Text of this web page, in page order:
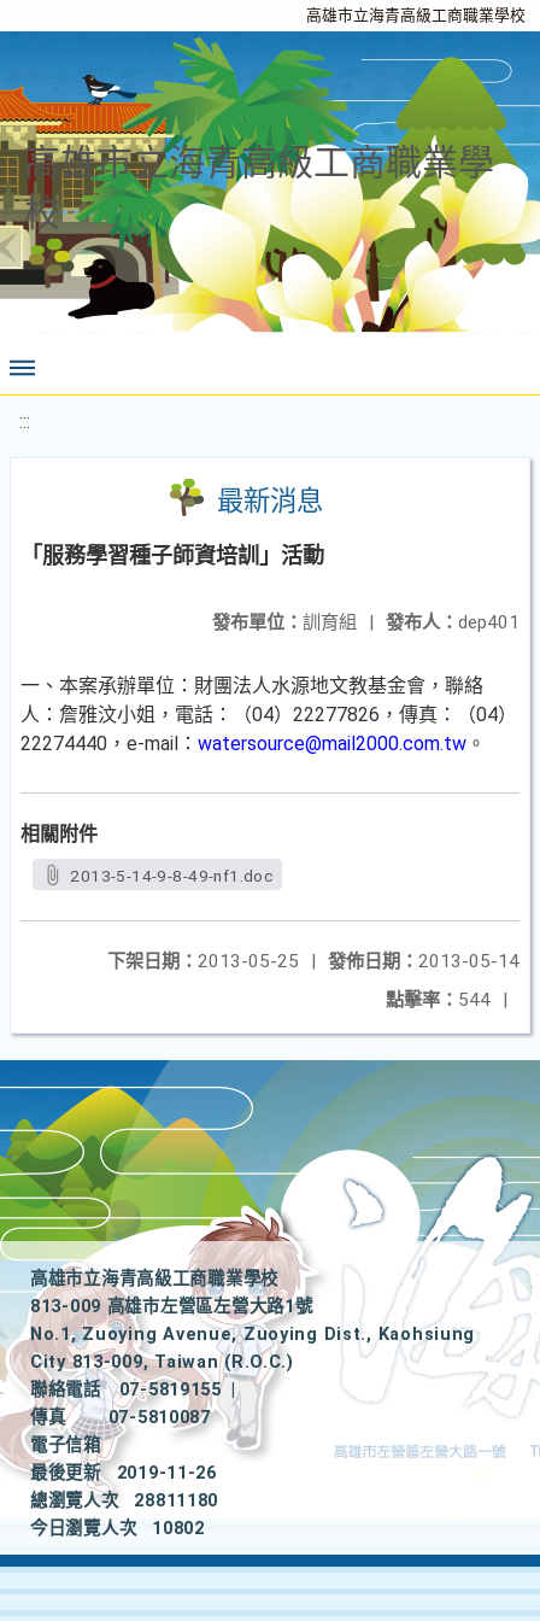
高雄市立海青高級工商職業學校
高雄市立海青高級工商職業學
校
:::
最新消息
「服務學習種子師資培訓」活動
發布人： dep401
發布單位： 訓育組 |
一、本案承辦單位：財團法人水源地文教基金會，聯絡
人：詹雅汶小姐，電話：（04）22277826，傳真：（04）
22274440，e-mail： watersource@mail2000.com.tw 。
相關附件
2013-5-14-9-8-49-nf1.doc
發佈日期： 2013-05-14
下架日期： 2013-05-25
|
點擊率： 544 |
高雄市立海青高級工商職業學校
813-009 高雄市左營區左營大路1號
No.1, Zuoying Avenue, Zuoying Dist., Kaohsiung
City 813-009, Taiwan (R.O.C.)
聯絡電話
07-5819155
|
傳真
07-5810087
電子信箱
最後更新
2019-11-26
總瀏覽人次
28811180
今日瀏覽人次
10802